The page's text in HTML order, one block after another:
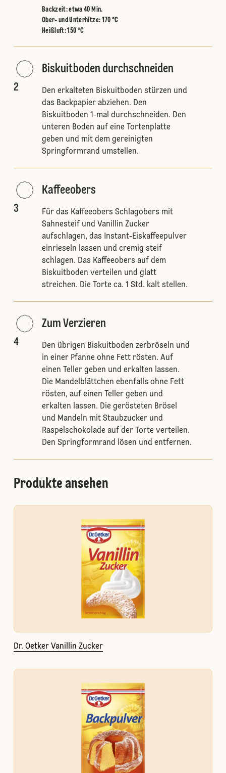
Backzeit: etwa 40 Min.
Ober- und Unterhitze: 170 °C
Heißluft:150 °C
2
Biskuitboden durchschneiden
Den erkalteten Biskuitboden stürzen und
das Backpapier abziehen. Den
Biskuitboden 1-mal durchschneiden. Den
unteren Boden auf eine Tortenplatte
geben und mit dem gereinigten
Springformrand umstellen.
3
Kaffeeobers
Für das Kaffeeobers Schlagobers mit
Sahnesteif und Vanillin Zucker
aufschlagen, das Instant-Eiskaffeepulver
einrieseln lassen und cremig steif
schlagen. Das Kaffeeobers auf dem
Biskuitboden verteilen und glatt
streichen. Die Torte ca. 1 Std. kalt stellen.
4
Zum Verzieren
Den übrigen Biskuitboden zerbröseln und
in einer Pfanne ohne Fett rösten. Auf
einen Teller geben und erkalten lassen.
Die Mandelblättchen ebenfalls ohne Fett
rösten, auf einen Teller geben und
erkalten lassen. Die gerösteten Brösel
und Mandeln mit Staubzucker und
Raspelschokolade auf der Torte verteilen.
Den Springformrand lösen und entfernen.
Produkte ansehen
Dr. Oetker Vanillin Zucker